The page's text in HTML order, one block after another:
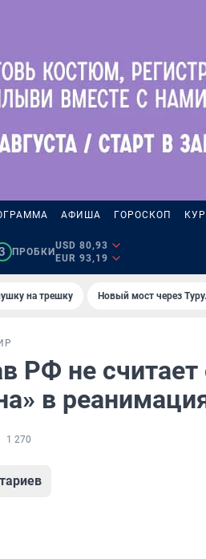
АФИША ГОРОСКОП
ПРОБКИ
USD 80,93
EUR 93,19
на трешку Новый мост через
РФ не считает
в
1 270